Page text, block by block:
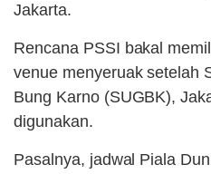
Jakarta.
Rencana PSSI bakal
venue menyeruak setelah
Bung Karno (SUGBK),
digunakan.
Pasalnya, jadwal Piala